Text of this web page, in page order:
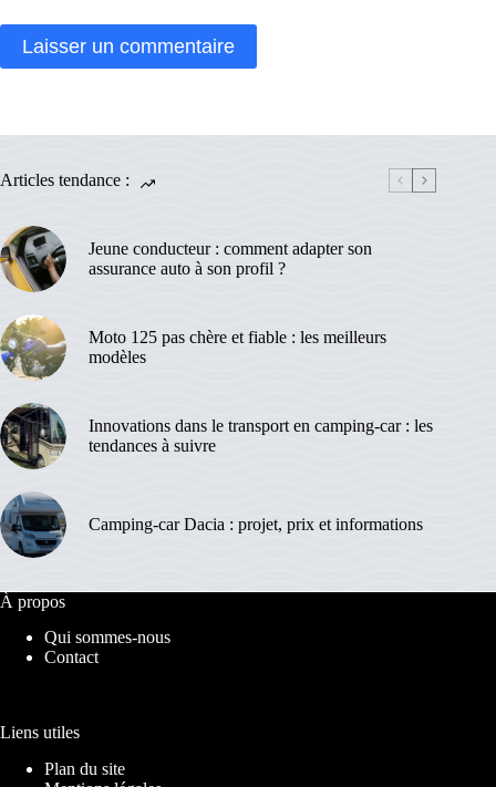
Laisser un commentaire
Articles tendance :
Jeune conducteur : comment adapter son
assurance auto à son profil ?
Moto 125 pas chère et fiable : les meilleurs
modèles
Innovations dans le transport en camping-car : les
tendances à suivre
Camping-car Dacia : projet, prix et informations
À propos
Qui sommes-nous
Contact
Liens utiles
Plan du site